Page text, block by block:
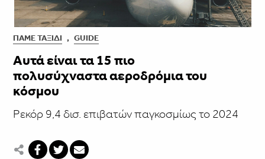
ΠΆΜΕ ΤΑΞΊΔΙ , GUIDE
Αυτά είναι τα 15 πιο
πολυσύχναστα αεροδρόμια του
κόσμου
Ρεκόρ 9,4 δισ. επιβατών παγκοσμίως το 2024